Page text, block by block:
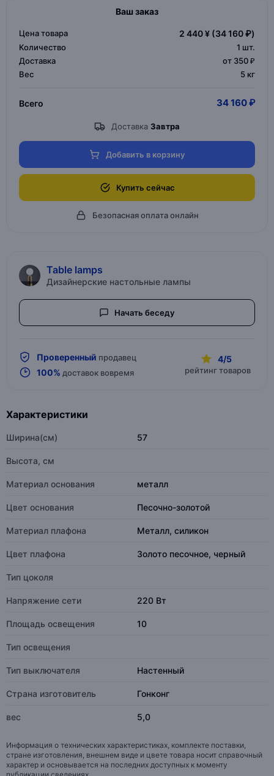
Ваш заказ
Цена товара 2 440 ¥ (34 160 ₽)
Количество 1 шт.
Доставка
от 350 ₽
Вес
5 кг
Всего 34 160 ₽
Доставка Завтра
Добавить в корзину
Купить сейчас
Безопасная оплата онлайн
Table lamps
Дизайнерские настольные лампы
Начать беседу
Проверенный продавец
100% доставок вовремя
4/5
рейтинг товаров
Характеристики
Ширина(см) 57
Высота, см
Материал основания металл
Цвет основания Песочно-золотой
Материал плафона Металл, силикон
Цвет плафона Золото песочное, черный
Тип цоколя
Напряжение сети 220 Вт
Площадь освещения 10
Тип освещения
Тип выключателя Настенный
Страна изготовитель Гонконг
вес 5,0
Информация о технических характеристиках, комплекте поставки,
стране изготовления, внешнем виде и цвете товара носит справочный
характер и основывается на последних доступных к моменту